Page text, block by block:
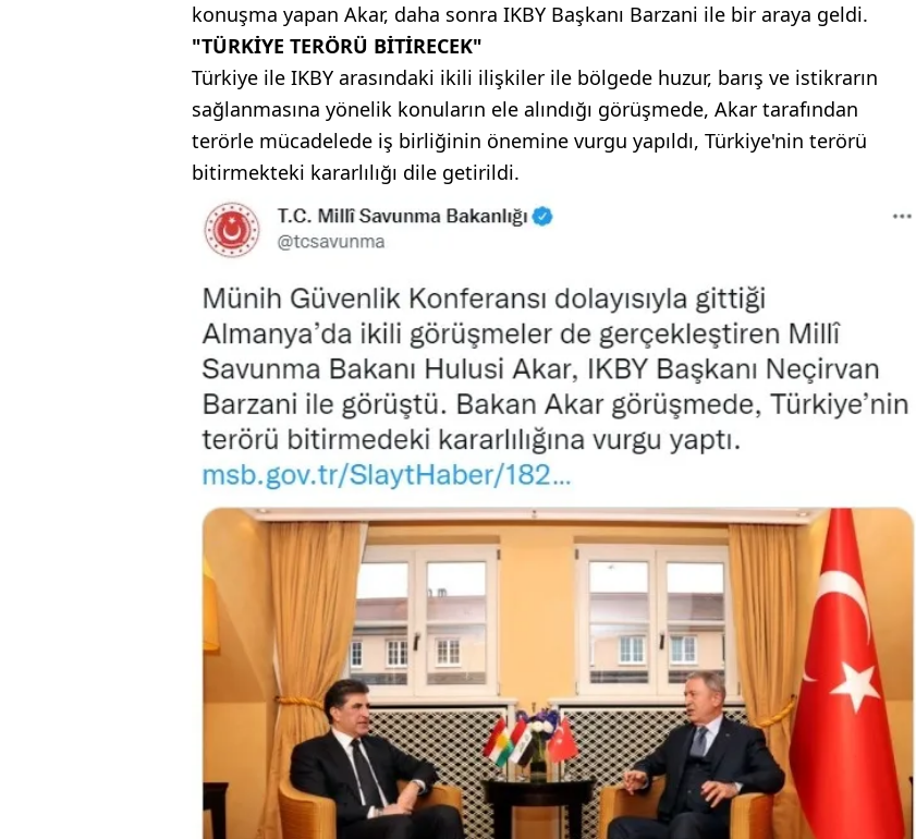
konuşma yapan Akar, daha sonra IKBY Başkanı Barzani ile bir araya geldi.
"TÜRKİYE TERÖRÜ BİTİRECEK"
Türkiye ile IKBY arasındaki ikili ilişkiler ile bölgede huzur, barış ve istikrarın
sağlanmasına yönelik konuların ele alındığı görüşmede, Akar tarafından
terörle mücadelede iş birliğinin önemine vurgu yapıldı, Türkiye'nin terörü
bitirmekteki kararlılığı dile getirildi.